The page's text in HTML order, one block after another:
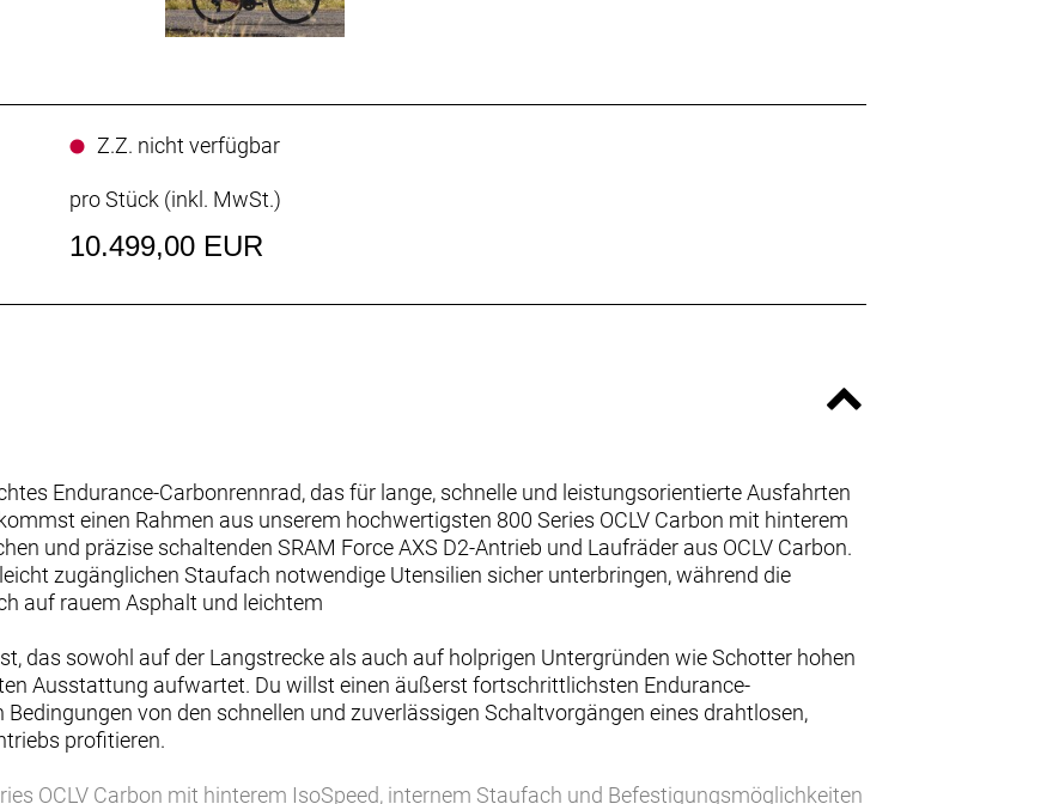
Z.Z. nicht verfügbar
pro Stück (inkl. MwSt.)
10.499,00 EUR
Endurance-Carbonrennrad, das für lange, schnelle und leistungsorientierte Ausfahrten
einen Rahmen aus unserem hochwertigsten 800 Series OCLV Carbon mit hinterem
und präzise schaltenden SRAM Force AXS D2-Antrieb und Laufräder aus OCLV Carbon.
zugänglichen Staufach notwendige Utensilien sicher unterbringen, während die
auf rauem Asphalt und leichtem
das sowohl auf der Langstrecke als auch auf holprigen Untergründen wie Schotter hohen
Ausstattung aufwartet. Du willst einen äußerst fortschrittlichsten Endurance-
von den schnellen und zuverlässigen Schaltvorgängen eines drahtlosen,
profitieren.
OCLV Carbon mit hinterem IsoSpeed, internem Staufach und Befestigungsmöglichkeiten